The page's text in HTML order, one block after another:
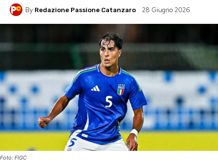
By Redazione Passione Catanzaro 28 Giugno 2026
Foto: FIGC